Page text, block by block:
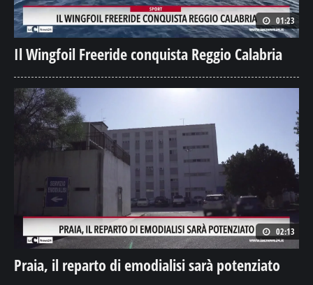
01:23
Il Wingfoil Freeride conquista Reggio Calabria
02:13
Praia, il reparto di emodialisi sarà potenziato